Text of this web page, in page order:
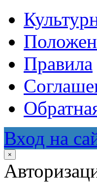
Правила
Вход на
×